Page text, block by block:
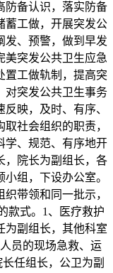
防备认识，落实防备
蓄工做，开展突发公
发、预警，做到早发
美突发公共卫生应急
置工做轨制，提高突
对突发公共卫生事务
映，及时、有序、
社会组织的职责，
学、规范、有序地开
，院长为副组长，各
组，下设办公室。
带领和同一批示，
款式。1、医疗救护
为副组长，其他科室
员的现场急救、运
任组长，公卫为副